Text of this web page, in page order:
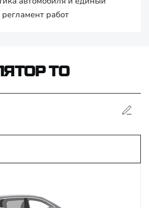
регламент работ
ТО